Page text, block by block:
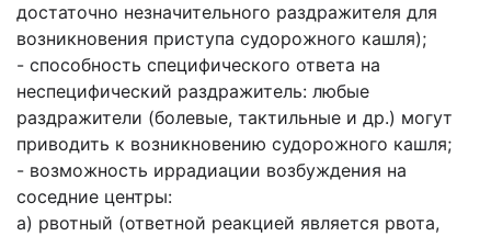
достаточно незначительного раздражителя для
возникновения приступа судорожного кашля);
- способность специфического ответа на
неспецифический раздражитель: любые
раздражители (болевые, тактильные и др.) могут
приводить к возникновению судорожного кашля;
- возможность иррадиации возбуждения на
соседние центры:
а) рвотный (ответной реакцией является рвота,